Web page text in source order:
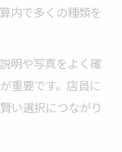
内で多くの種類を
明や写真をよく確
重要です。店員に
い選択につながり